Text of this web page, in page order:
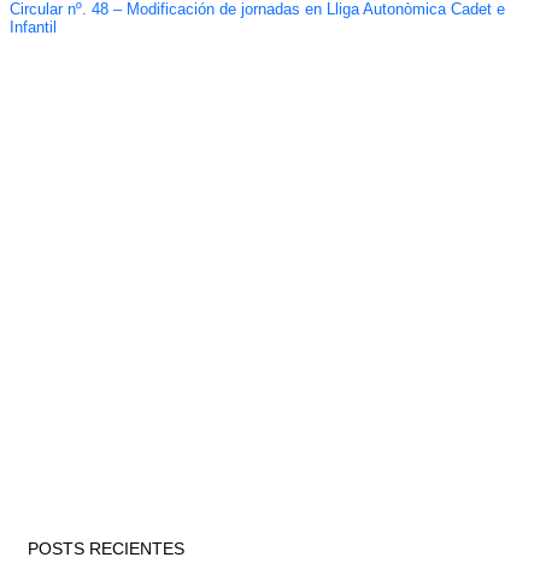
Circular nº. 48 – Modificación de jornadas en Lliga Autonòmica Cadet e
Infantil
POSTS RECIENTES